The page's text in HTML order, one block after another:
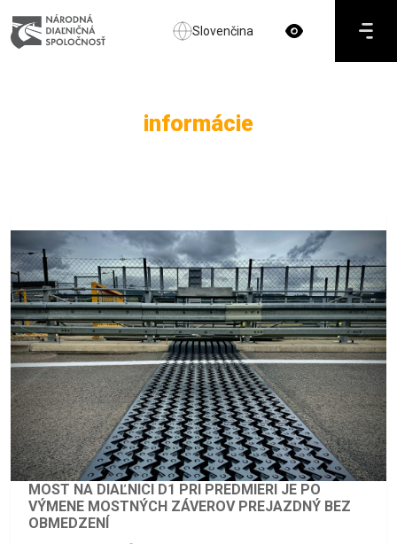
Slovenčina
informácie
MOST NA DIAĽNICI D1 PRI PREDMIERI JE PO
VÝMENE MOSTNÝCH ZÁVEROV PREJAZDNÝ BEZ
OBMEDZENÍ